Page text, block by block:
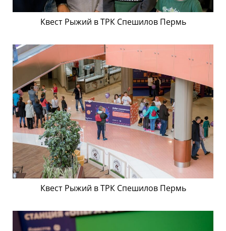
Квест Рыжий в ТРК Спешилов Пермь
Квест Рыжий в ТРК Спешилов Пермь